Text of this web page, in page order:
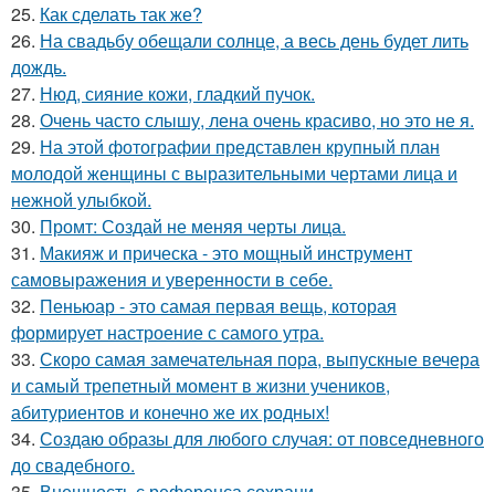
25. Как сделать так же?
26. На свадьбу обещали солнце, а весь день будет лить
дождь.
27. Нюд, сияние кожи, гладкий пучок.
28. Очень часто слышу, лена очень красиво, но это не я.
29. На этой фотографии представлен крупный план
молодой женщины с выразительными чертами лица и
нежной улыбкой.
30. Промт: Создай не меняя черты лица.
31. Макияж и прическа - это мощный инструмент
самовыражения и уверенности в себе.
32. Пеньюар - это самая первая вещь, которая
формирует настроение с самого утра.
33. Скоро самая замечательная пора, выпускные вечера
и самый трепетный момент в жизни учеников,
абитуриентов и конечно же их родных!
34. Создаю образы для любого случая: от повседневного
до свадебного.